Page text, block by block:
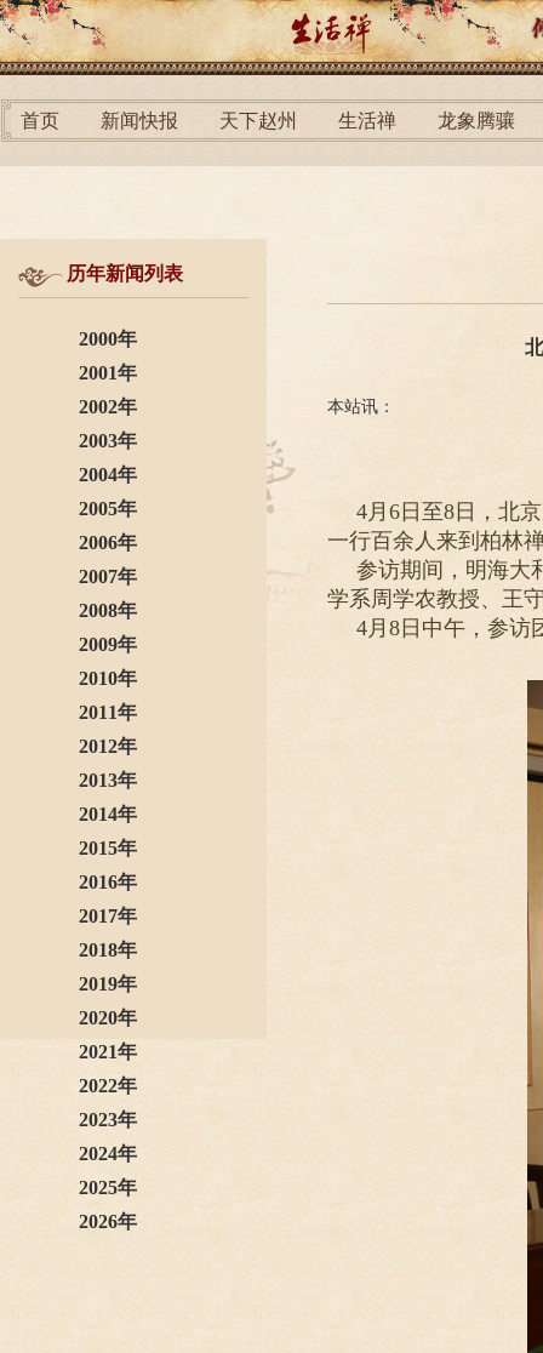
首页 新闻快报 天下赵州 生活禅 龙象腾骧
历年新闻列表
2000年
2001年
2002年
2003年
2004年
2005年
2006年
2007年
2008年
2009年
2010年
2011年
2012年
2013年
2014年
2015年
2016年
2017年
2018年
2019年
2020年
2021年
2022年
2023年
2024年
2025年
2026年
本站讯：
4月6日至8日，北
一行百余人来到柏林
参访期间，明海大
学系周学农教授、王
4月8日中午，参访